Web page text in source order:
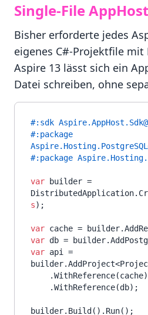
Single-File AppHost
Bisher erforderte jedes
eigenes C#-Projektfile mit
Aspire 13 lässt sich ein
Datei schreiben, ohne
#:sdk
#:package
#:package
var builder =
s);
var cache =
var db =
var api =